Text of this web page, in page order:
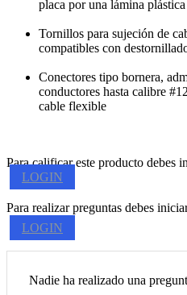
placa por una lámina
Tornillos para sujeción de
compatibles con
Conectores tipo bornera,
conductores hasta calibre
cable flexible
Para calificar este producto debes
LOGIN
Para realizar preguntas debes
LOGIN
Nadie ha realizado una